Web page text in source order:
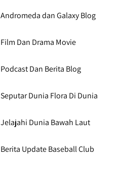
Andromeda dan Galaxy Blog
Film Dan Drama Movie
Podcast Dan Berita Blog
Seputar Dunia Flora Di Dunia
Jelajahi Dunia Bawah Laut
Berita Update Baseball Club